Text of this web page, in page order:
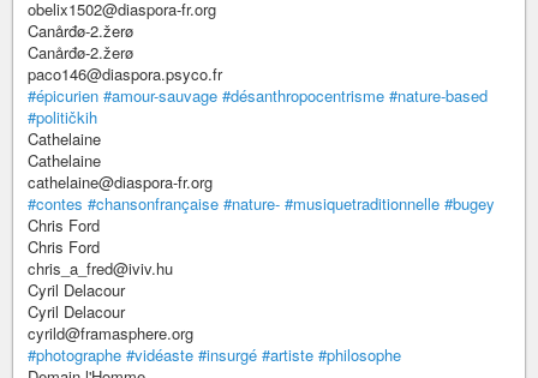
obelix1502@diaspora-fr.org
Canårđø-2.žerø
Canårđø-2.žerø
paco146@diaspora.psyco.fr
#épicurien #amour-sauvage #désanthropocentrisme #nature-based
#političkih
Cathelaine
Cathelaine
cathelaine@diaspora-fr.org
#contes #chansonfrançaise #nature- #musiquetraditionnelle #bugey
Chris Ford
Chris Ford
chris_a_fred@iviv.hu
Cyril Delacour
Cyril Delacour
cyrild@framasphere.org
#photographe #vidéaste #insurgé #artiste #philosophe